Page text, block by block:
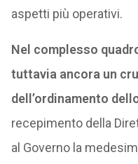
aspetti più operativi.
Nel complesso
tuttavia ancora un
dell’ordinamento
recepimento della
al Governo la